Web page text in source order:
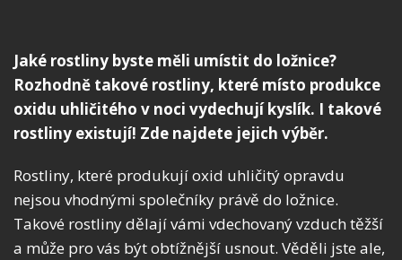
Jaké rostliny byste měli umístit do ložnice?
Rozhodně takové rostliny, které místo produkce
oxidu uhličitého v noci vydechují kyslík. I takové
rostliny existují! Zde najdete jejich výběr.
Rostliny, které produkují oxid uhličitý opravdu
nejsou vhodnými společníky právě do ložnice.
Takové rostliny dělají vámi vdechovaný vzduch těžší
a může pro vás být obtížnější usnout. Věděli jste ale,